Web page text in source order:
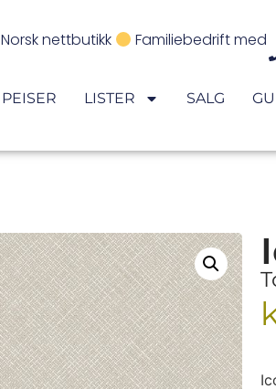
Norsk nettbutikk Familiebedrift med
PEISER LISTER SALG